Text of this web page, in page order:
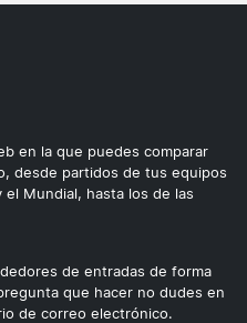
en la que puedes comparar
desde partidos de tus equipos
el Mundial, hasta los de las
de entradas de forma
que hacer no dudes en
de correo electrónico.